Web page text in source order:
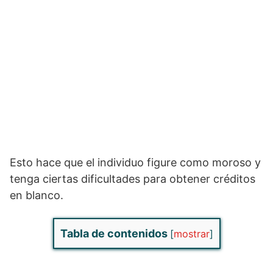
Esto hace que el individuo figure como moroso y
tenga ciertas dificultades para obtener créditos
en blanco.
Tabla de contenidos [mostrar]